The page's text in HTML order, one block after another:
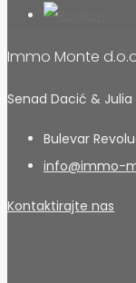
Immo Monte
Senad Dacić &
Bulevar
info@immo-
Kontaktirajte nas